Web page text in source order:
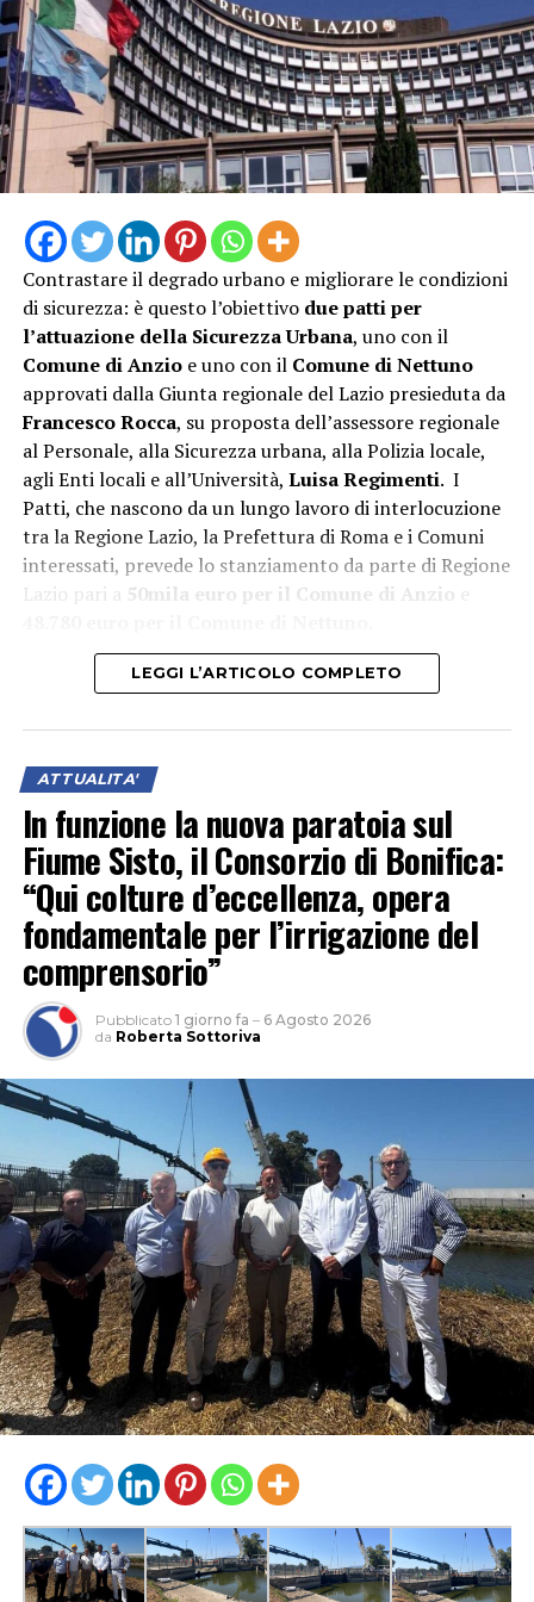
Contrastare il degrado urbano e migliorare le condizioni
di sicurezza: è questo l’obiettivo due patti per
l’attuazione della Sicurezza Urbana, uno con il
Comune di Anzioe uno con il Comune di Nettuno
approvati dalla Giunta regionale del Lazio presieduta da
Francesco Rocca, su proposta dell’assessore regionale
al Personale, alla Sicurezza urbana, alla Polizia locale,
agli Enti locali e all’Università, Luisa Regimenti. I
Patti, che nascono da un lungo lavoro di interlocuzione
tra la Regione Lazio, la Prefettura di Roma e i Comuni
interessati, prevede lo stanziamento da parte di Regione
Lazio pari a
50mila euro per il Comune di Anzio e
I Patti Sicurezza promuoveranno una collaborazione
sinergica tra Prefettura, Regione e Comune per
garantire elevati standard di sicurezza e prevenzione
nelle aree maggiormente esposte a degrado e illegalità,
l’installazione di impianti di videosorveglianza,
l’istituzione presso la Prefettura di Roma di una Cabina
di regia integrata dalle Forze di polizia con compiti di
verifica semestrale sull’attuazione del Patto, a fronte di
apposita relazione inoltrata dal Comune.
Ad Anzio gli impianti di videosorveglianza saranno
LEGGI L’ARTICOLO COMPLETO
ATTUALITA'
In funzione la nuova paratoia sul
Fiume Sisto, il Consorzio di Bonifica:
“Qui colture d’eccellenza, opera
fondamentale per l’irrigazione del
comprensorio”
Pubblicato 1 giorno fa – 6 Agosto 2026
da Roberta Sottoriva